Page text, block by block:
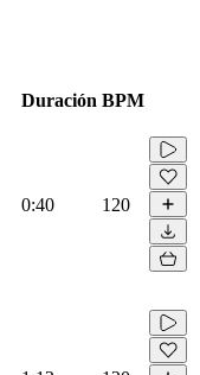
Duración BPM
0:40 120